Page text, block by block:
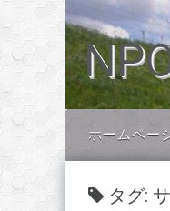
ン
テ
ン
ツ
へ
動
ホームペー
タグ: